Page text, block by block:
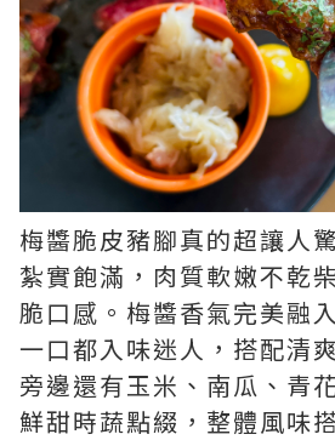
梅醬脆皮豬腳真的超讓人
紮實飽滿，肉質軟嫩不乾
脆口感。梅醬香氣完美融
一口都入味迷人，搭配清
旁邊還有玉米、南瓜、青
鮮甜時蔬點綴，整體風味